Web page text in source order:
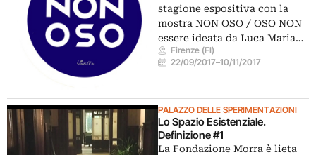
stagione espositiva con la
mostra NON OSO / OSO NON
essere ideata da Luca Maria…
Firenze (FI)
22/09/2017–10/11/2017
PALAZZO DELLE SPERIMENTAZIONI
Lo Spazio Esistenziale.
Definizione #1
La Fondazione Morra è lieta